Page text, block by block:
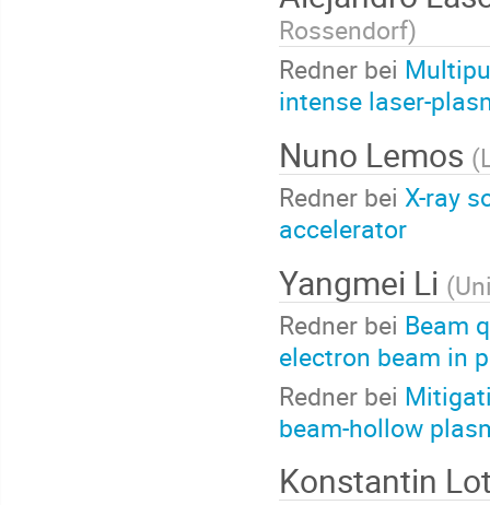
Rossendorf)
Redner bei
intense laser-
Nuno Lemos (
Redner bei X-ray
accelerator
Yangmei Li (
Redner bei Beam
electron beam in
Redner bei
beam-hollow
Konstantin